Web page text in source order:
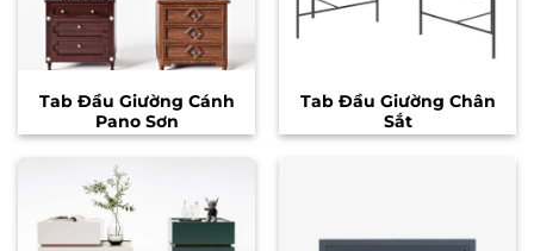
Tab Đầu Giường Cánh
Pano Sơn
Tab Đầu Giường Chân
Sắt